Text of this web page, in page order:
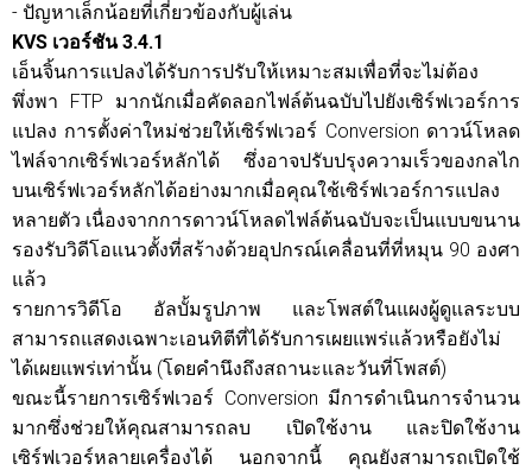
- ปัญหาเล็กน้อยที่เกี่ยวข้องกับผู้เล่น
KVS เวอร์ชัน 3.4.1
เอ็นจิ้นการแปลงได้รับการปรับให้เหมาะสมเพื่อที่จะไม่ต้อง
พึ่งพา FTP มากนักเมื่อคัดลอกไฟล์ต้นฉบับไปยังเซิร์ฟเวอร์การ
แปลง การตั้งค่าใหม่ช่วยให้เซิร์ฟเวอร์ Conversion ดาวน์โหลด
ไฟล์จากเซิร์ฟเวอร์หลักได้ ซึ่งอาจปรับปรุงความเร็วของกลไก
บนเซิร์ฟเวอร์หลักได้อย่างมากเมื่อคุณใช้เซิร์ฟเวอร์การแปลง
หลายตัว เนื่องจากการดาวน์โหลดไฟล์ต้นฉบับจะเป็นแบบขนาน
รองรับวิดีโอแนวตั้งที่สร้างด้วยอุปกรณ์เคลื่อนที่ที่หมุน 90 องศา
แล้ว
รายการวิดีโอ อัลบั้มรูปภาพ และโพสต์ในแผงผู้ดูแลระบบ
สามารถแสดงเฉพาะเอนทิตีที่ได้รับการเผยแพร่แล้วหรือยังไม่
ได้เผยแพร่เท่านั้น (โดยคำนึงถึงสถานะและวันที่โพสต์)
ขณะนี้รายการเซิร์ฟเวอร์ Conversion มีการดำเนินการจำนวน
มากซึ่งช่วยให้คุณสามารถลบ เปิดใช้งาน และปิดใช้งาน
เซิร์ฟเวอร์หลายเครื่องได้ นอกจากนี้ คุณยังสามารถเปิดใช้